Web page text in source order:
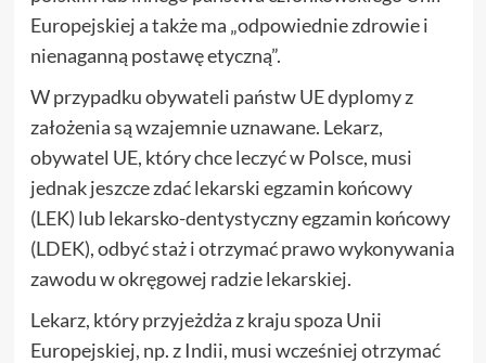
Europejskiej a także ma „odpowiednie zdrowie i
nienaganną postawę etyczną”.
W przypadku obywateli państw UE dyplomy z
założenia są wzajemnie uznawane. Lekarz,
obywatel UE, który chce leczyć w Polsce, musi
jednak jeszcze zdać lekarski egzamin końcowy
(LEK) lub lekarsko-dentystyczny egzamin końcowy
(LDEK), odbyć staż i otrzymać prawo wykonywania
zawodu w okręgowej radzie lekarskiej.
Lekarz, który przyjeżdża z kraju spoza Unii
Europejskiej, np. z Indii, musi wcześniej otrzymać